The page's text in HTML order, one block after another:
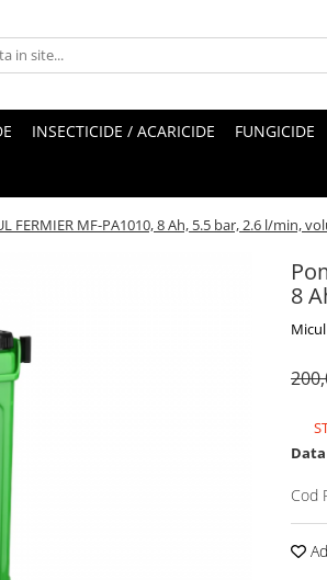
INSECTICIDE / ACARICIDE FUNGICIDE
MF-PA1010, 8 Ah, 5.5 bar, 2.6 l/min,
8
Cod